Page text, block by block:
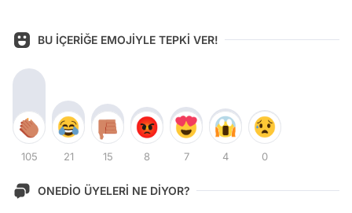
BU İÇERİĞE EMOJİYLE TEPKİ VER!
105 21 15 8 7 4 0
ONEDİO ÜYELERİ NE DİYOR?